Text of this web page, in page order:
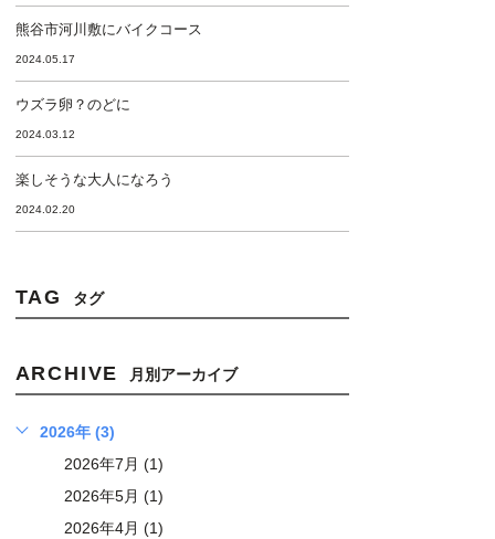
熊谷市河川敷にバイクコース
2024.05.17
ウズラ卵？のどに
2024.03.12
楽しそうな大人になろう
2024.02.20
TAG タグ
ARCHIVE 月別アーカイブ
2026年 (3)
2026年7月 (1)
2026年5月 (1)
2026年4月 (1)